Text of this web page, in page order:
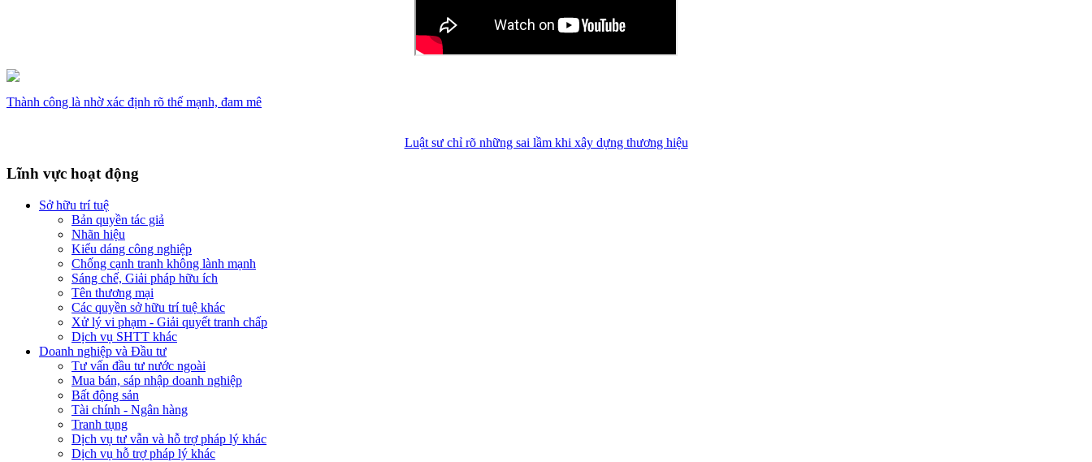
Thành công là nhờ xác định rõ thế mạnh, đam mê
Luật sư chỉ rõ những sai lầm khi xây dựng thương hiệu
Lĩnh vực hoạt động
Sở hữu trí tuệ
Bản quyền tác giả
Nhãn hiệu
Kiểu dáng công nghiệp
Chống cạnh tranh không lành mạnh
Sáng chế, Giải pháp hữu ích
Tên thương mại
Các quyền sở hữu trí tuệ khác
Xử lý vi phạm - Giải quyết tranh chấp
Dịch vụ SHTT khác
Doanh nghiệp và Đầu tư
Tư vấn đầu tư nước ngoài
Mua bán, sáp nhập doanh nghiệp
Bất động sản
Tài chính - Ngân hàng
Tranh tụng
Dịch vụ tư vẫn và hỗ trợ pháp lý khác
Dịch vụ hỗ trợ pháp lý khác